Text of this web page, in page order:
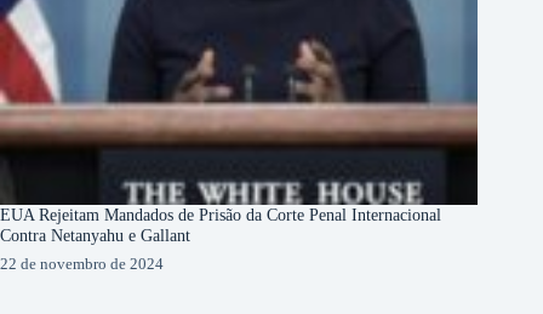
EUA Rejeitam Mandados de Prisão da Corte Penal Internacional
Contra Netanyahu e Gallant
22 de novembro de 2024